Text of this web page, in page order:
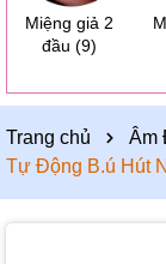
Miệng giả 2
đầu (9)
Trang chủ Âm
Tự Động B.ú Hút